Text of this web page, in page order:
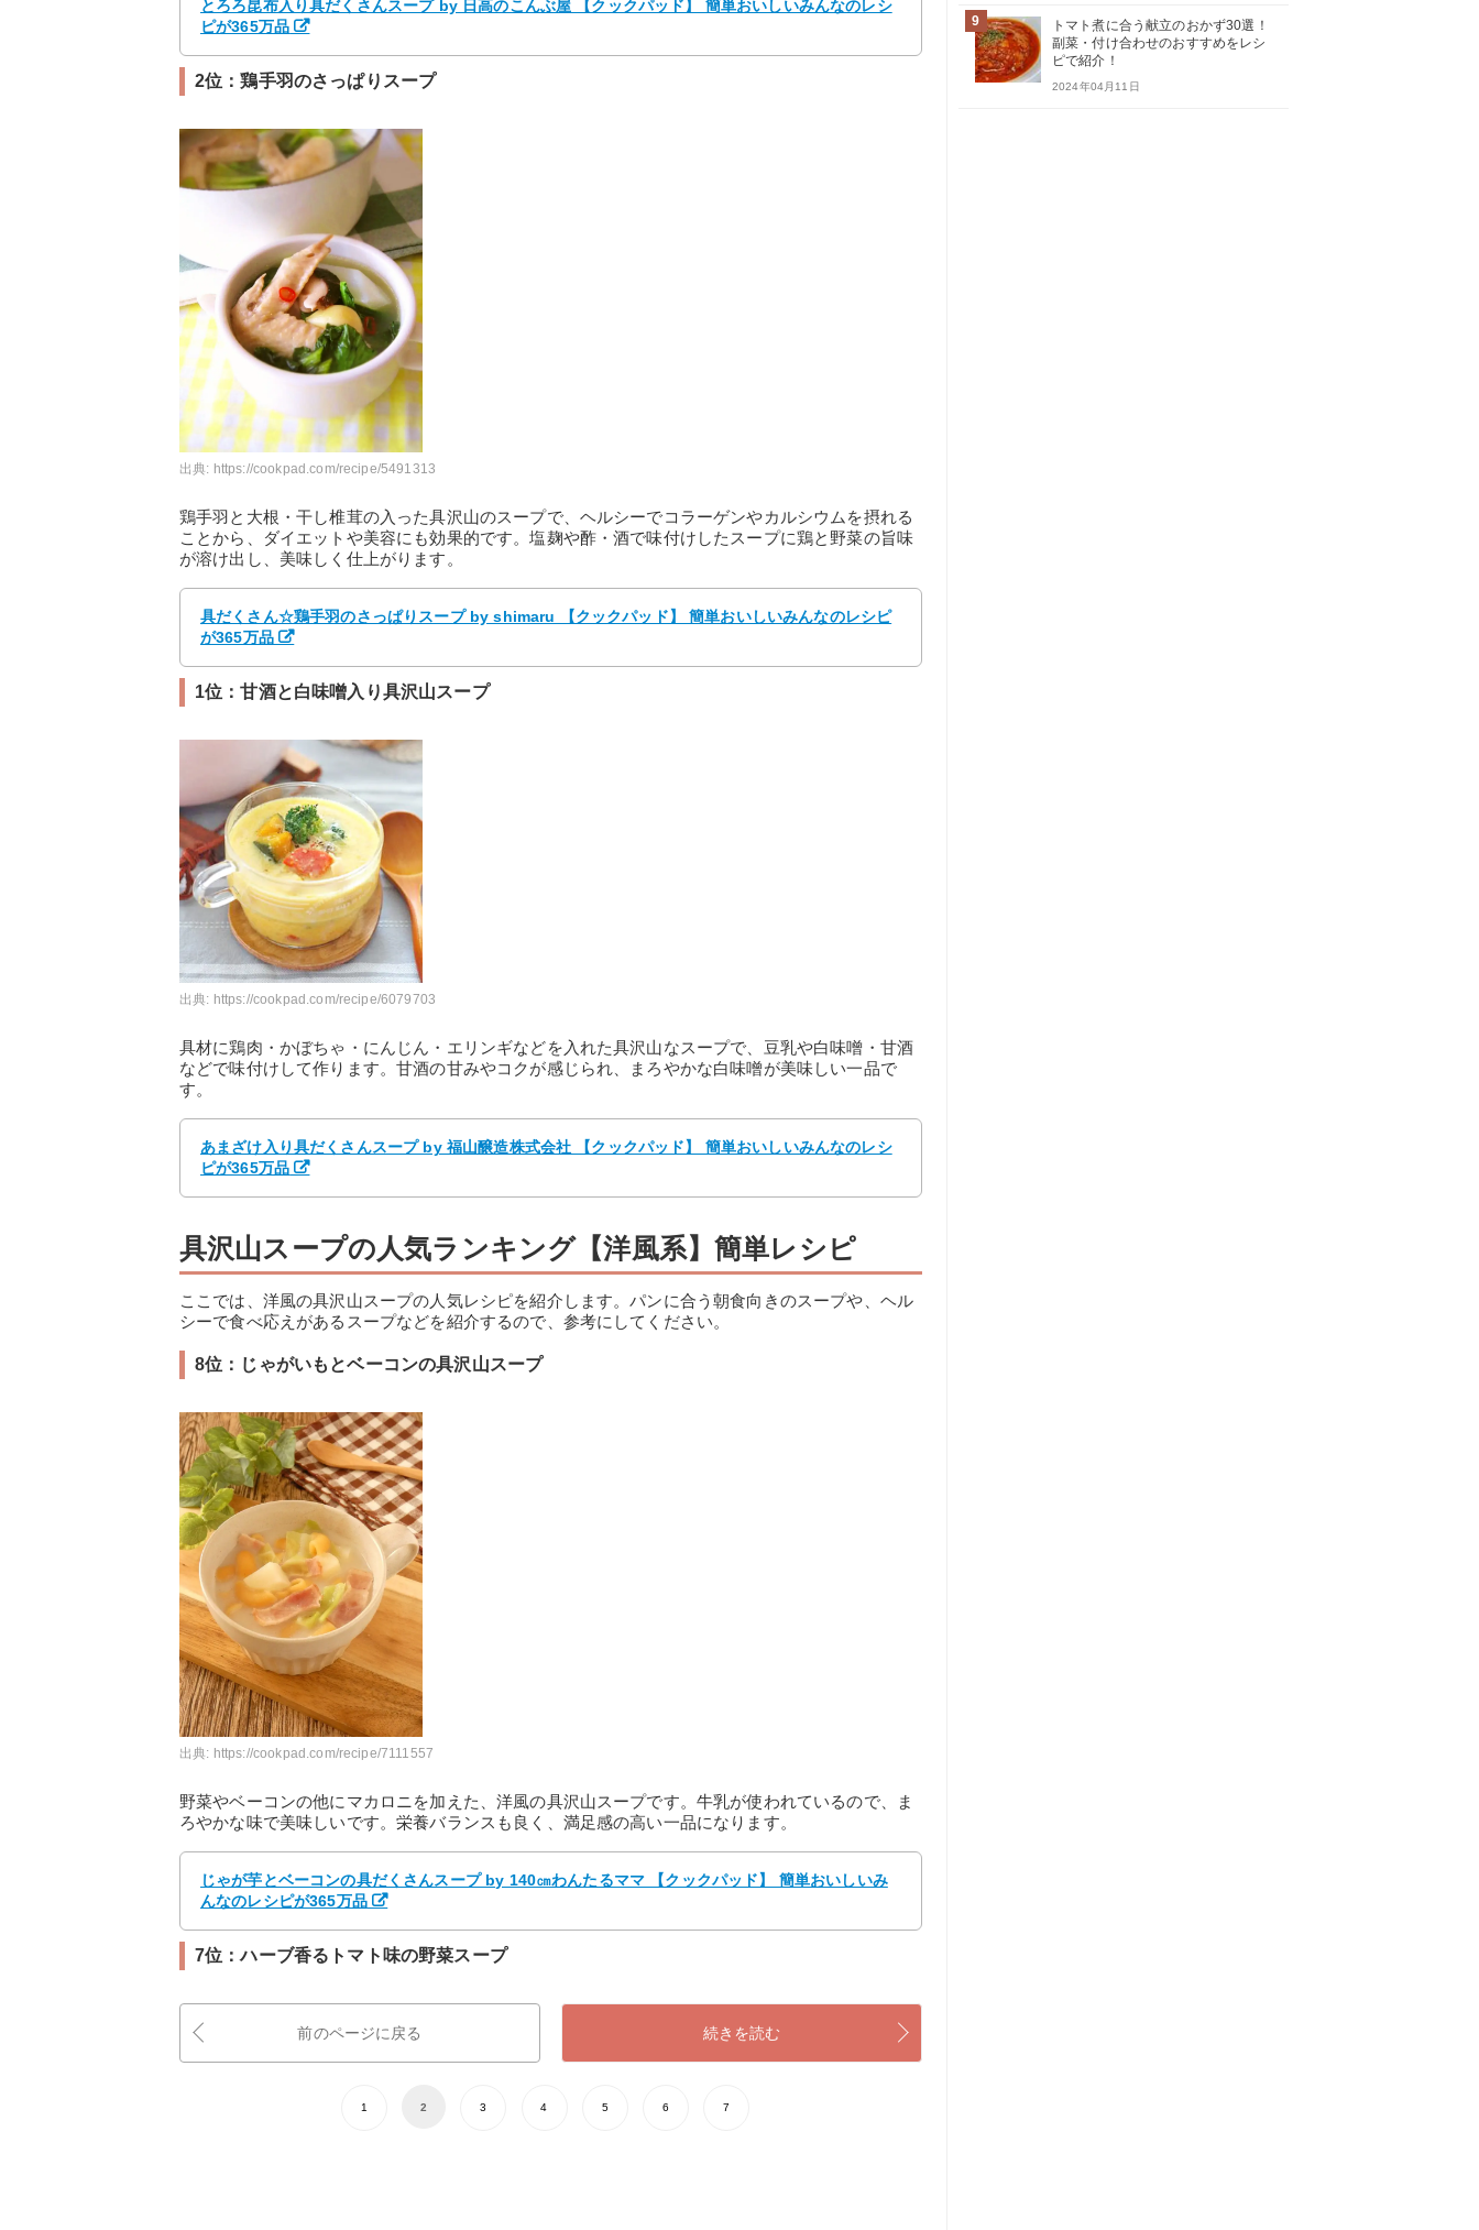
とろろ昆布入り具だくさんスープ by 日高のこんぶ屋 【クックパッド】 簡単おいしいみんなのレシ
ピが365万品
2位：鶏手羽のさっぱりスープ
出典: https://cookpad.com/recipe/5491313
鶏手羽と大根・干し椎茸の入った具沢山のスープで、ヘルシーでコラーゲンやカルシウムを摂れる
ことから、ダイエットや美容にも効果的です。塩麹や酢・酒で味付けしたスープに鶏と野菜の旨味
が溶け出し、美味しく仕上がります。
具だくさん☆鶏手羽のさっぱりスープ by shimaru 【クックパッド】 簡単おいしいみんなのレシピ
が365万品
1位：甘酒と白味噌入り具沢山スープ
出典: https://cookpad.com/recipe/6079703
具材に鶏肉・かぼちゃ・にんじん・エリンギなどを入れた具沢山なスープで、豆乳や白味噌・甘酒
などで味付けして作ります。甘酒の甘みやコクが感じられ、まろやかな白味噌が美味しい一品で
す。
あまざけ入り具だくさんスープ by 福山醸造株式会社 【クックパッド】 簡単おいしいみんなのレシ
ピが365万品
具沢山スープの人気ランキング【洋風系】簡単レシピ
ここでは、洋風の具沢山スープの人気レシピを紹介します。パンに合う朝食向きのスープや、ヘル
シーで食べ応えがあるスープなどを紹介するので、参考にしてください。
8位：じゃがいもとベーコンの具沢山スープ
出典: https://cookpad.com/recipe/7111557
野菜やベーコンの他にマカロニを加えた、洋風の具沢山スープです。牛乳が使われているので、ま
ろやかな味で美味しいです。栄養バランスも良く、満足感の高い一品になります。
じゃが芋とベーコンの具だくさんスープ by 140㎝わんたるママ 【クックパッド】 簡単おいしいみ
んなのレシピが365万品
7位：ハーブ香るトマト味の野菜スープ
前のページに戻る 続きを読む
1 2 3 4 5 6 7
9
トマト煮に合う献立のおかず30選！
副菜・付け合わせのおすすめをレシ
ピで紹介！
2024年04月11日